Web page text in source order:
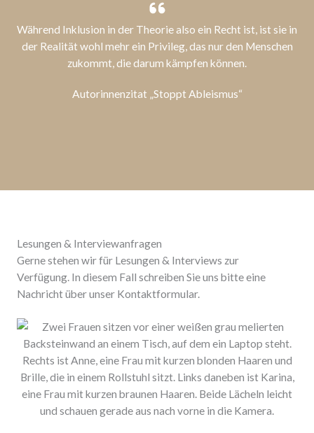
Während Inklusion in der Theorie also ein Recht ist, ist sie in
der Realität wohl mehr ein Privileg, das nur den Menschen
zukommt, die darum kämpfen können.
Autorinnenzitat „Stoppt Ableismus“
Lesungen & Interviewanfragen
Gerne stehen wir für Lesungen & Interviews zur
Verfügung. In diesem Fall schreiben Sie uns bitte eine
Nachricht über unser Kontaktformular.